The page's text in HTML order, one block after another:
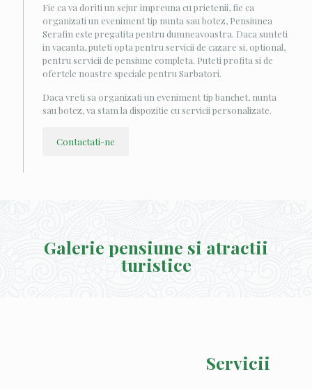
Fie ca va doriti un sejur impreuna cu prietenii, fie ca
organizati un eveniment tip nunta sau botez, Pensiunea
Serafin este pregatita pentru dumneavoastra. Daca sunteti
in vacanta, puteti opta pentru servicii de cazare si, optional,
pentru servicii de pensiune completa. Puteti profita si de
ofertele noastre speciale pentru Sarbatori.
Daca vreti sa organizati un eveniment tip banchet, nunta
sau botez, va stam la dispozitie cu servicii personalizate.
Contactati-ne
Galerie pensiune si atractii
turistice
Servicii